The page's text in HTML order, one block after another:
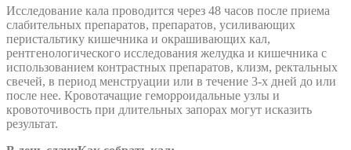
Исследование кала проводится через 48 часов после приема
слабительных препаратов, препаратов, усиливающих
перистальтику кишечника и окрашивающих кал,
рентгенологического исследования желудка и кишечника с
использованием контрастных препаратов, клизм, ректальных
свечей, в период менструации или в течение 3-х дней до или
после нее. Кровотачащие геморроидальные узлы и
кровоточивость при длительных запорах могут исказить
результат.